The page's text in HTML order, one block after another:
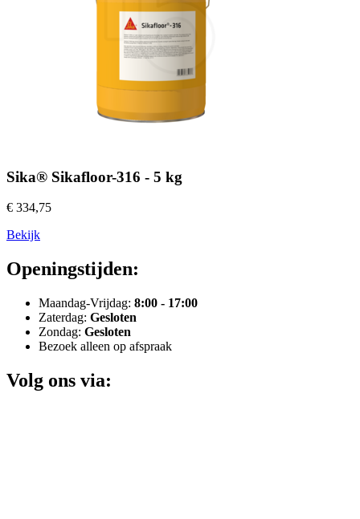
Sika® Sikafloor-316 - 5 kg
€ 334,75
Bekijk
Openingstijden:
Maandag-Vrijdag: 8:00 - 17:00
Zaterdag: Gesloten
Zondag: Gesloten
Bezoek alleen op afspraak
Volg ons via: